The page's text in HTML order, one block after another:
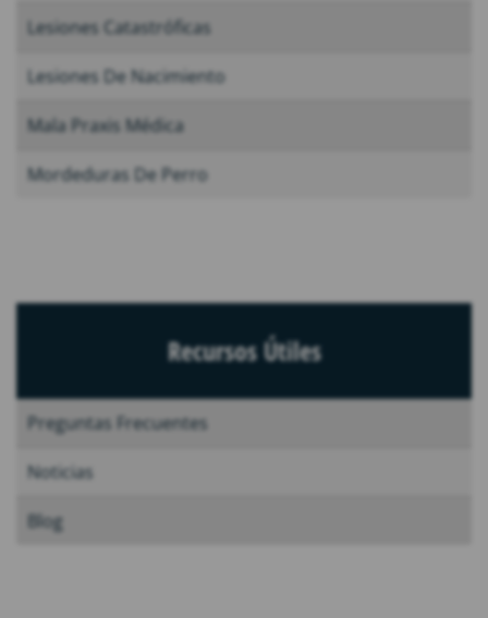
Lesiones Catastróficas
Lesiones De Nacimiento
Mala Praxis Médica
Mordeduras De Perro
Recursos Útiles
Preguntas Frecuentes
Noticias
Blog